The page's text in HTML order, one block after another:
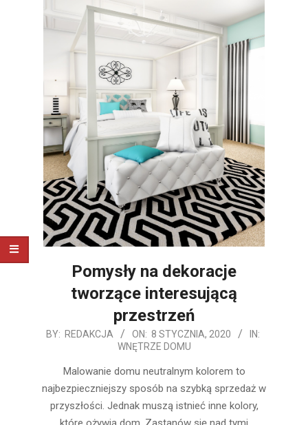
Pomysły na dekoracje
tworzące interesującą
przestrzeń
2020-
BY: REDAKCJA ON: 8 STYCZNIA, 2020
IN:
WNĘTRZE DOMU
Malowanie domu neutralnym kolorem to
najbezpieczniejszy sposób na szybką sprzedaż w
przyszłości. Jednak muszą istnieć inne kolory,